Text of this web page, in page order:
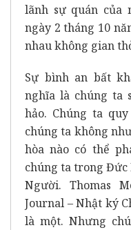
lãnh sự quán của
ngày 2 tháng 10
nhau không gian
Sự bình an bất
nghĩa là chúng ta
hảo. Chúng ta
chúng ta không
hòa nào có thể
chúng ta trong Đức
Người. Thomas
Journal – Nhật ký
là một. Nhưng